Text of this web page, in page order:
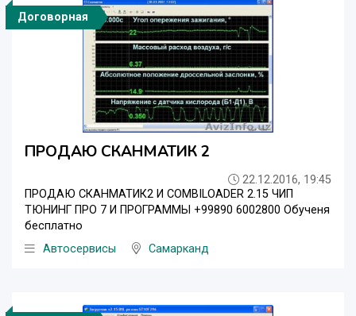
Договорная
ПРОДАЮ СКАНМАТИК 2
22.12.2016, 19:45
ПРОДАЮ СКАНМАТИК2 И COMBILOADER 2.15 ЧИП
ТЮНИНГ ПРО 7 И ПРОГРАММЫ +99890 6002800 Обученя
бесплатно
Автосервисы
Самарканд